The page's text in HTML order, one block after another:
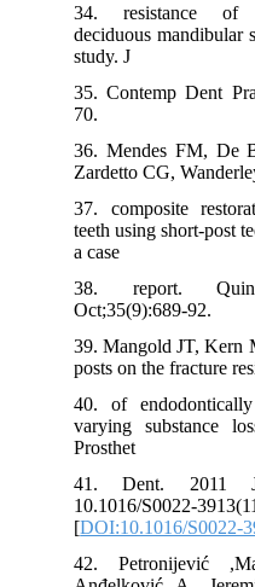
34. resistance of
deciduous
study. J
35. Contemp Dent
70.
36. Mendes FM, De
Zardetto CG,
37. composite
teeth using short-post
a case
38. report.
Oct;35(9):689-92.
39. Mangold JT,
posts on the fracture
40. of
varying substance
Prosthet
41. Dent. 2011
10.1016/S0022-
[DOI:10.1016/
42. Petronijević